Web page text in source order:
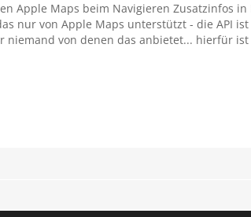
Apple Maps beim Navigieren Zusatzinfos
nur von Apple Maps unterstützt - die API
von denen das anbietet... hierfür